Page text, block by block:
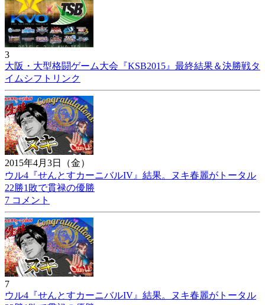
3
大阪・大型格闘ゲーム大会『KSB2015』最終結果＆決勝戦タ
イムシフトリンク
2015年4月3日（金）
ウル4『せんとすカーニバルIV』結果。ヌキ春麗がトータル
22勝1敗で貫禄の優勝
7 コメント
7
ウル4『せんとすカーニバルIV』結果。ヌキ春麗がトータル